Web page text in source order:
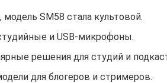
SM58 стала культовой.
и USB-микрофоны.
решения для студий и
для блогеров и стримеров.